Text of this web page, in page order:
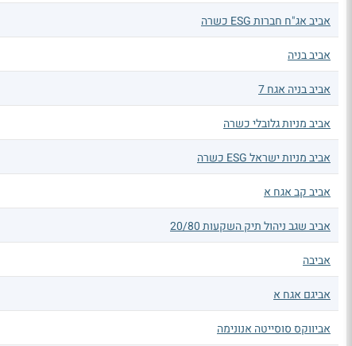
אביב אג"ח חברות ESG כשרה
אביב בניה
אביב בניה אגח 7
אביב מניות גלובלי כשרה
אביב מניות ישראל ESG כשרה
אביב קב אגח א
אביב שגב ניהול תיק השקעות 20/80
אביבה
אביגם אגח א
אביווקס סוסייטה אנונימה